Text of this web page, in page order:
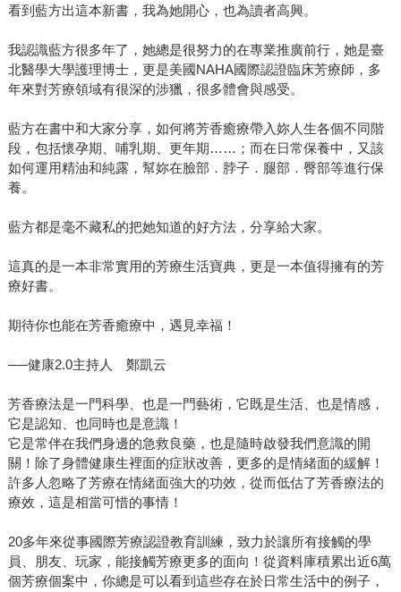
看到藍方出這本新書，我為她開心，也為讀者高興。
我認識藍方很多年了，她總是很努力的在專業推廣前行，她是臺
北醫學大學護理博士，更是美國NAHA國際認證臨床芳療師，多
年來對芳療領域有很深的涉獵，很多體會與感受。
藍方在書中和大家分享，如何將芳香癒療帶入妳人生各個不同階
段，包括懷孕期、哺乳期、更年期……；而在日常保養中，又該
如何運用精油和純露，幫妳在臉部．脖子．腿部．臀部等進行保
養。
藍方都是毫不藏私的把她知道的好方法，分享給大家。
這真的是一本非常實用的芳療生活寶典，更是一本值得擁有的芳
療好書。
期待你也能在芳香癒療中，遇見幸福！
──健康2.0主持人 鄭凱云
芳香療法是一門科學、也是一門藝術，它既是生活、也是情感，
它是認知、也同時也是意識！
它是常伴在我們身邊的急救良藥，也是隨時啟發我們意識的開
關！除了身體健康生裡面的症狀改善，更多的是情緒面的緩解！
許多人忽略了芳療在情緒面強大的功效，從而低估了芳香療法的
療效，這是相當可惜的事情！
20多年來從事國際芳療認證教育訓練，致力於讓所有接觸的學
員、朋友、玩家，能接觸芳療更多的面向！從資料庫積累出近6萬
個芳療個案中，你總是可以看到這些存在於日常生活中的例子，